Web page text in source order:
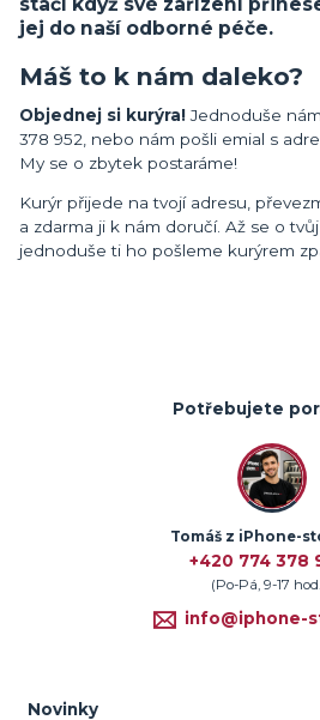
jej do naší odborné péče.
Máš to k nám daleko?
Objednej si kurýra!Jednoduše
378 952, nebo nám pošli emial s
My se o zbytek postaráme!
Kurýr přijede na tvojí adresu,
a zdarma ji k nám doručí. Až se o
jednoduše ti ho pošleme kurýrem
Potřebujete
Tomáš z iPhone-
+420 774 378
(Po-Pá, 9-17
info@iphone-
Novinky